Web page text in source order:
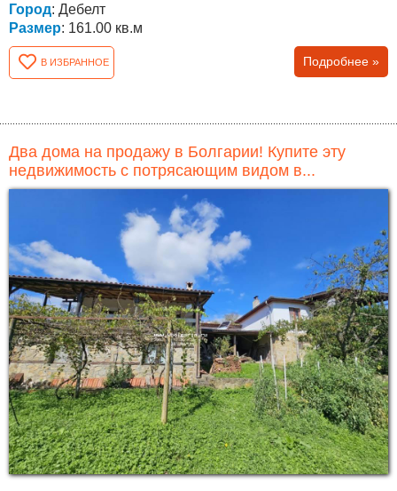
Город: Дебелт
Размер: 161.00 кв.м
В ИЗБРАННОЕ Подробнее »
Два дома на продажу в Болгарии! Купите эту
недвижимость с потрясающим видом в...